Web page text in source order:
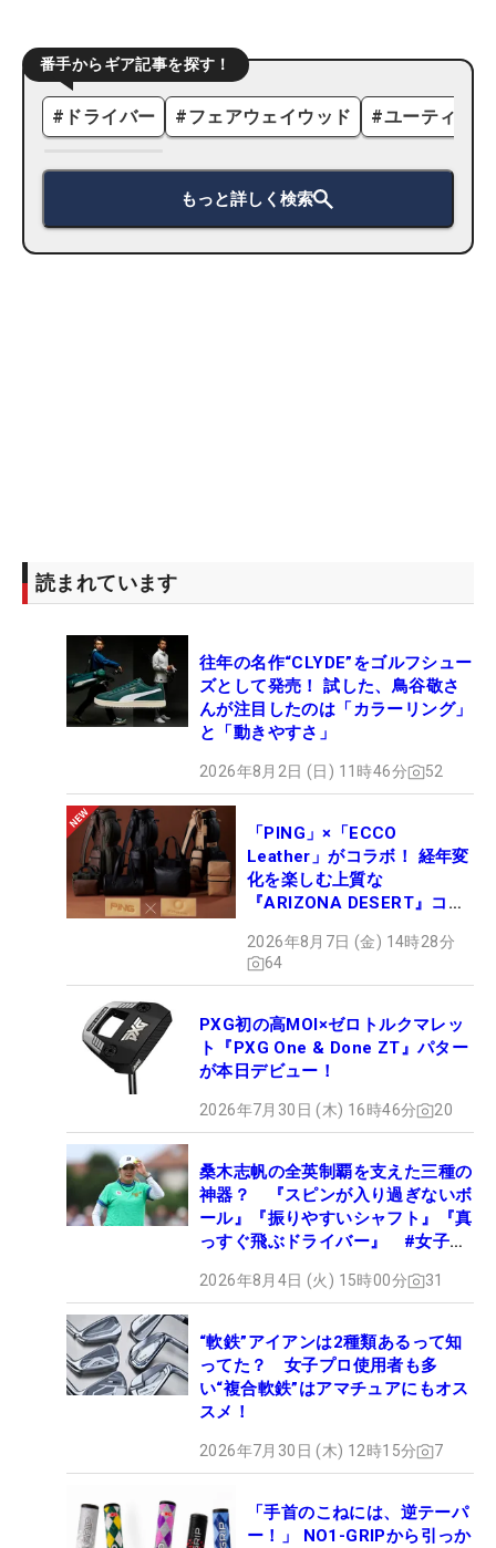
番手からギア記事を探す！
# ドライバー #フェアウェイウッド #ユーティリ
もっと詳しく検索
読まれています
往年の名作“CLYDE”をゴルフシュー
ズとして発売！ 試した、鳥谷敬さ
んが注目したのは「カラーリング」
と「動きやすさ」
2026年8月2日 (日) 11時46分 52
「PING」×「ECCO
Leather」がコラボ！ 経年変
化を楽しむ上質な
『ARIZONA DESERT』コレ
ュー
2026年8月7日 (金) 14時28分
64
PXG初の高MOI×ゼロトルクマレッ
ト『PXG One & Done ZT』パター
が本日デビュー！
2026年7月30日 (木) 16時46分 20
桑木志帆の全英制覇を支えた三種の
神器？ 『スピンが入り過ぎないボ
ール』『振りやすいシャフト』『真
っすぐ飛ぶドライバー』 #女子プ
2026年8月4日 (火) 15時00分 31
“軟鉄”アイアンは2種類あるって知
ってた？ 女子プロ使用者も多
い“複合軟鉄”はアマチュアにもオス
スメ！
2026年7月30日 (木) 12時15分 7
「手首のこねには、逆テーパ
ー！」 NO1-GRIPから引っか